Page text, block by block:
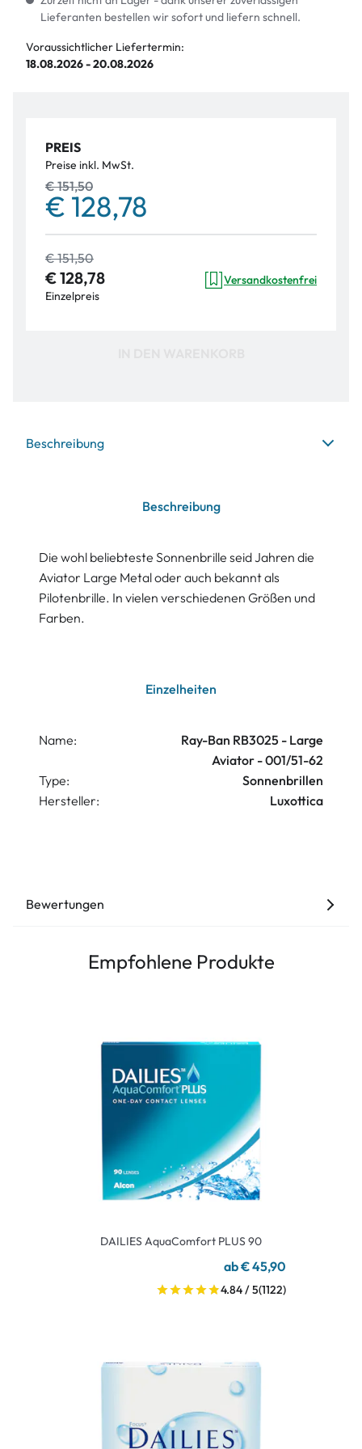
Lieferanten bestellen wir sofort und liefern schnell.
Voraussichtlicher Liefertermin:
18.08.2026 - 20.08.2026
PREIS
Preise inkl. MwSt.
€ 151,50
€ 128,78
€ 151,50
€ 128,78
Einzelpreis
Versandkostenfrei
Beschreibung
Beschreibung
Die wohl beliebteste Sonnenbrille seid Jahren die
Aviator Large Metal oder auch bekannt als
Pilotenbrille. In vielen verschiedenen Größen und
Farben.
Einzelheiten
Name:
Ray-Ban RB3025 - Large
Aviator - 001/51-62
Type:
Sonnenbrillen
Hersteller:
Luxottica
Bewertungen
Empfohlene Produkte
DAILIES AquaComfort PLUS 90
ab € 45,90
4.84 / 5(1122)